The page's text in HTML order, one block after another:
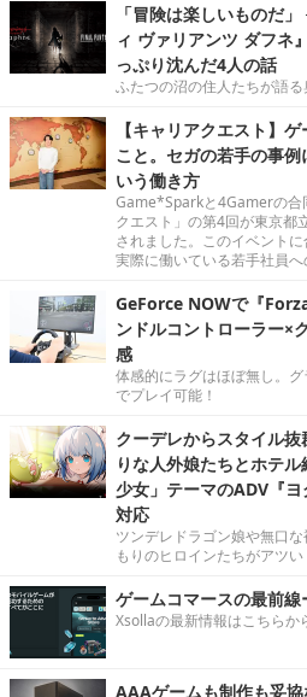
「冒険は楽しいものだ
ィ ヴァリアンツ ダフネ
っぷり沈んだ4人の話
ふたつの沼の住人たちが語る
【キャリアクエスト】
こと。セガの若手の事
いう働き方
Game*Sparkと4Gamerの合
クエスト」の第4回が東京都
されました。このイベント
実際に働いている若手社員へ
GeForce NOWで『
ンドルコントローラー×
感
体感的にラグはほぼ無し。
でプレイ可能！
クーデレからスタイル
りな人外娘たちとホテ
少女」テーマのADV『
対応
ツンデレドラゴン娘や無口
もりのヒロインたちがアツい
ゲームコマースの最前
Xsollaの最新情報はこちらか
AAAゲームも制作も妥